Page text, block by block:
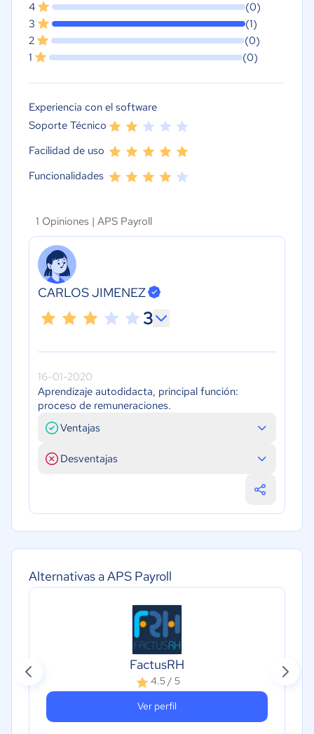
Alternativas a APS Payroll
FactusRH
4.5 / 5
Ver perfil
4
(0)
3
(1)
2
(0)
1
(0)
Experiencia con el software
Soporte Técnico
Facilidad de uso
Funcionalidades
1 Opiniones | APS Payroll
CARLOS JIMENEZ
3
16-01-2020
Aprendizaje autodidacta, principal función:
proceso de remuneraciones.
Ventajas
Desventajas